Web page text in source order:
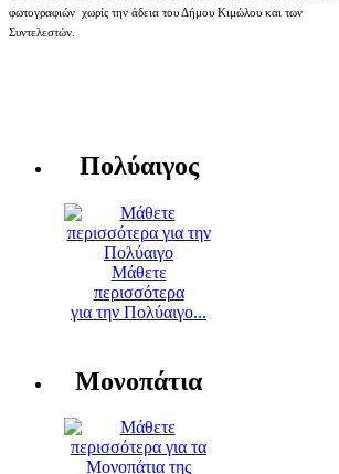
φωτογραφιών χωρίς την άδεια του Δήμου Κιμώλου και των
Συντελεστών.
Πολύαιγος
Μάθετε
περισσότερα
για την Πολύαιγο...
Μονοπάτια